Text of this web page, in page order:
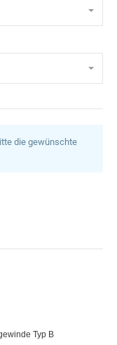
die gewünschte
Typ B